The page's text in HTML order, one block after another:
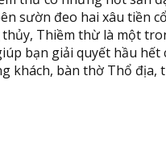
sườn đeo hai xâu tiền
Thiềm thừ là một
bạn giải quyết hầu
khách, bàn thờ Thổ địa,